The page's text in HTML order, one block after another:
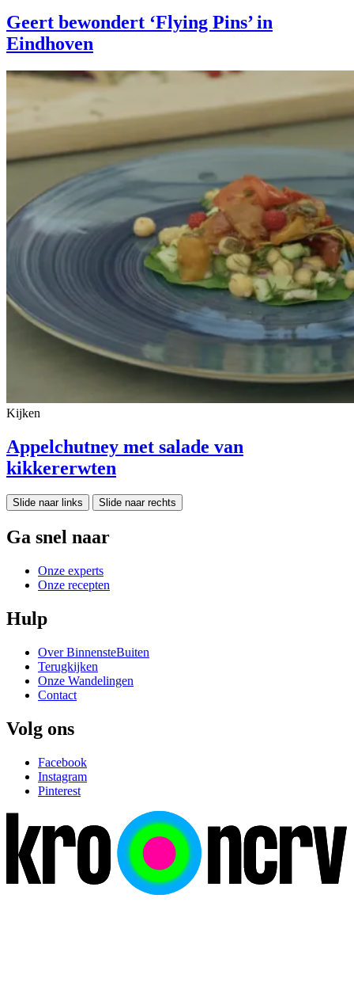
Geert bewondert ‘Flying Pins’ in
Eindhoven
Kijken
Appelchutney met salade van
kikkererwten
Slide naar links Slide naar rechts
Ga snel naar
Onze experts
Onze recepten
Hulp
Over BinnensteBuiten
Terugkijken
Onze Wandelingen
Contact
Volg ons
Facebook
Instagram
Pinterest